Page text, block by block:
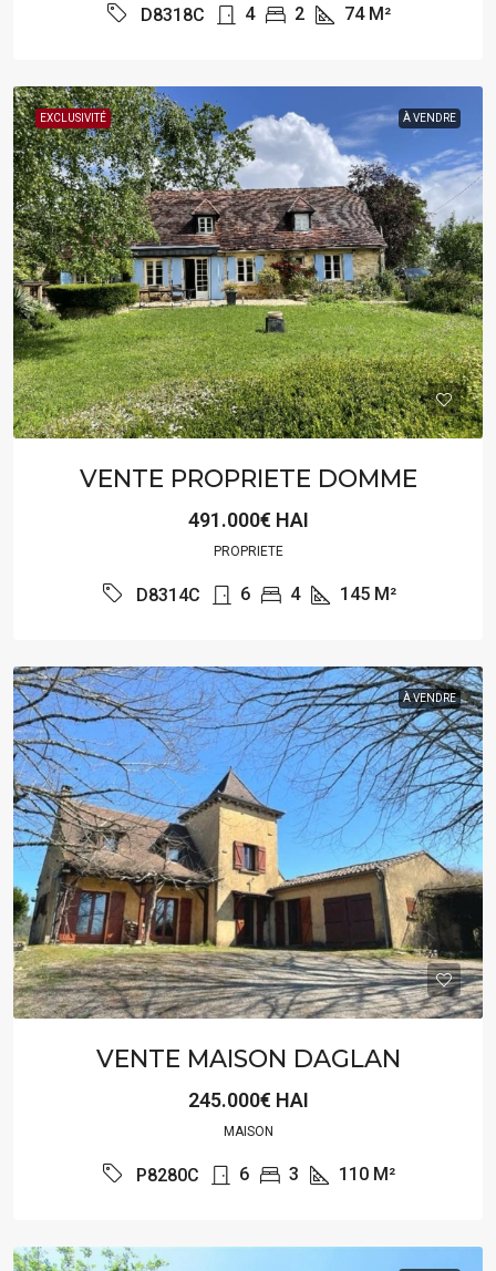
D8318C 4 2 74 M²
EXCLUSIVITÉ À VENDRE
VENTE PROPRIETE DOMME
491.000€ HAI
PROPRIETE
D8314C 6 4 145 M²
À VENDRE
VENTE MAISON DAGLAN
245.000€ HAI
MAISON
P8280C 6 3 110 M²